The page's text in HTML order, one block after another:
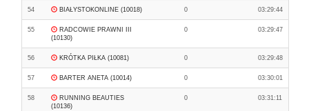
54 BIAŁYSTOKONLINE (10018) 0 03:29:44
55
RADCOWIE PRAWNI III
(10130)
0 03:29:47
56 KRÓTKA PIŁKA (10081) 0 03:29:48
57 BARTER ANETA (10014) 0 03:30:01
58
RUNNING BEAUTIES
(10136)
0 03:31:11